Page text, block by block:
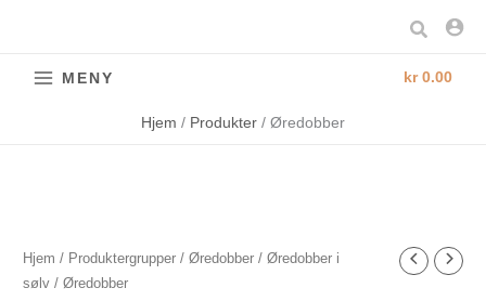
Søk
MENY kr0.00
Hjem Produkter Øredobber
Hjem / Produktergrupper /Øredobber /Øredobber i
sølv / Øredobber
Øredobber
antall